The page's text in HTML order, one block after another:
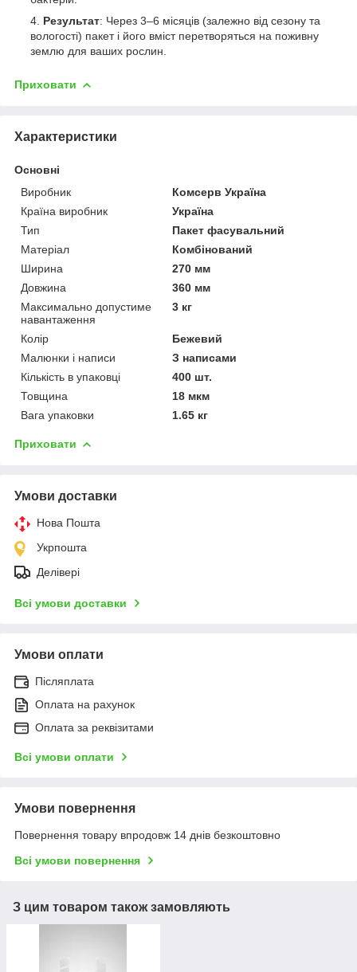
Результат: Через 3–6 місяців (залежно від сезону та
вологості) пакет і його вміст перетворяться на поживну
землю для ваших рослин.
Приховати
Характеристики
Основні
Виробник
Комсерв Україна
Країна виробник
Україна
Тип
Пакет фасувальний
Матеріал
Комбінований
Ширина
270 мм
Довжина
360 мм
Максимально допустиме
навантаження
3 кг
Колір
Бежевий
Малюнки і написи
З написами
Кількість в упаковці
400 шт.
Товщина
18 мкм
Вага упаковки
1.65 кг
Приховати
Умови доставки
Нова Пошта
Укрпошта
Делівері
Всі умови доставки
Умови оплати
Післяплата
Оплата на рахунок
Оплата за реквізитами
Всі умови оплати
Умови повернення
Повернення товару впродовж 14 днів безкоштовно
Всі умови повернення
З цим товаром також замовляють